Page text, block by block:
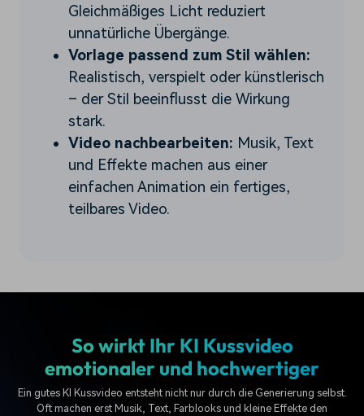
Gleichmäßiges Licht reduziert
unnatürliche Übergänge.
Vorlage passend zum Stil wählen:
Realistisch, verspielt oder künstlerisch
– der Stil beeinflusst die Wirkung
stark.
Video nachbearbeiten: Musik, Text
und Effekte machen aus einer
einfachen Animation ein fertiges,
teilbares Video.
So wirkt Ihr KI Kussvideo
emotionaler und hochwertiger
Ein gutes KI Kussvideo entsteht nicht nur durch die Generierung selbst.
Oft machen erst Musik, Text, Farblooks und kleine Effekte den